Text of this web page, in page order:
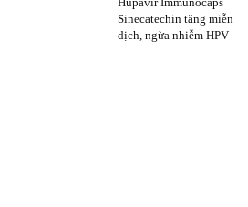
Sinecatechin tăng miễn
dịch, ngừa nhiễm HPV